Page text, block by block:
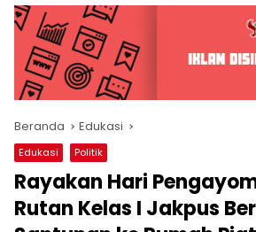
Beranda Edukasi
Edukasi Politik
Rayakan Hari
Rutan Kelas I Jakpus